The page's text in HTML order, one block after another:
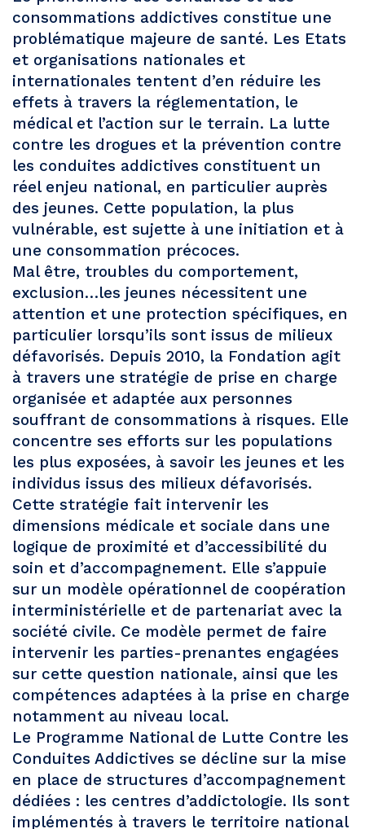
consommations addictives constitue une
problématique majeure de santé. Les Etats
et organisations nationales et
internationales tentent d’en réduire les
effets à travers la réglementation, le
médical et l’action sur le terrain. La lutte
contre les drogues et la prévention contre
les conduites addictives constituent un
réel enjeu national, en particulier auprès
des jeunes. Cette population, la plus
vulnérable, est sujette à une initiation et à
une consommation précoces.
Mal être, troubles du comportement,
exclusion…les jeunes nécessitent une
attention et une protection spécifiques, en
particulier lorsqu’ils sont issus de milieux
défavorisés. Depuis 2010, la Fondation agit
à travers une stratégie de prise en charge
organisée et adaptée aux personnes
souffrant de consommations à risques. Elle
concentre ses efforts sur les populations
les plus exposées, à savoir les jeunes et les
individus issus des milieux défavorisés.
Cette stratégie fait intervenir les
dimensions médicale et sociale dans une
logique de proximité et d’accessibilité du
soin et d’accompagnement. Elle s’appuie
sur un modèle opérationnel de coopération
interministérielle et de partenariat avec la
société civile. Ce modèle permet de faire
intervenir les parties-prenantes engagées
sur cette question nationale, ainsi que les
compétences adaptées à la prise en charge
notamment au niveau local.
Le Programme National de Lutte Contre les
Conduites Addictives se décline sur la mise
en place de structures d’accompagnement
dédiées : les centres d’addictologie. Ils sont
implémentés à travers le territoire national